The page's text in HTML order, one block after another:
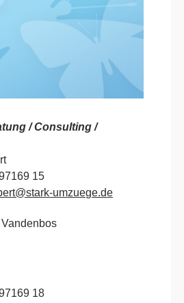
/ Consulting /
15
rt st rk- mz g d
18